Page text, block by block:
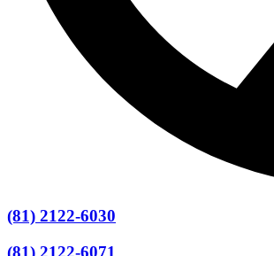
(81) 2122-6030
(81) 2122-6071